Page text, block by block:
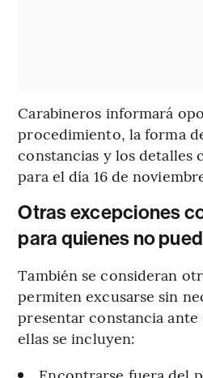
Carabineros informará
procedimiento, la forma
constancias y los detalles
para el día 16 de
Otras excepciones
para quienes no
También se consideran
permiten excusarse sin
presentar constancia
ellas se incluyen:
Encontrarse fuera del